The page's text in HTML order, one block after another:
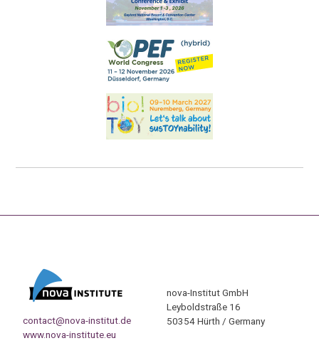
contact@nova-institut.de
www.nova-institute.eu
nova-Institut GmbH
Leyboldstraße 16
50354 Hürth / Germany